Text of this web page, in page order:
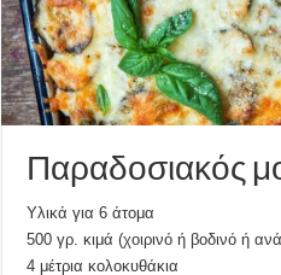
Παραδοσιακός
Υλικά για 6 άτομα
500 γρ. κιμά (χοιρινό ή βοδινό ή
4 μέτρια κολοκυθάκια